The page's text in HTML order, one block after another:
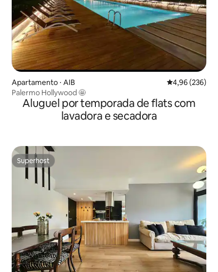
Apartamento ⋅ AIB 4,96 de uma
4,96 (236)
Palermo Hollywood 🤩
Aluguel por temporada de flats com
lavadora e secadora
Superhost
Superhost